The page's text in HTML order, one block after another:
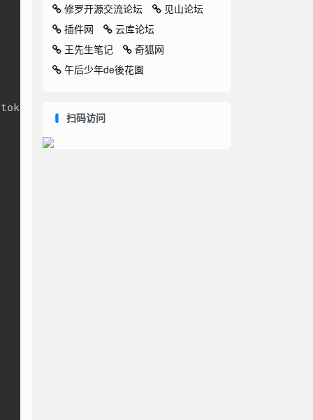
。
修罗开源交流论坛
见山论坛
插件网
云库论坛
王先生笔记
奇狐网
午后少年de後花園
扫码访问